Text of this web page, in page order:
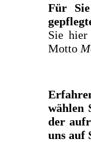
Für
Sie
Motto
wählen
der
uns auf